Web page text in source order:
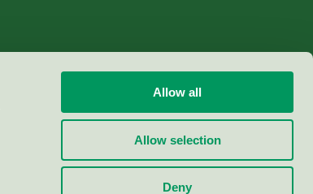
Allow all
Allow selection
Deny